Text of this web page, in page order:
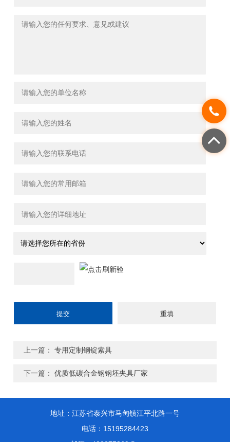
上一篇：专用定制钢锭索具
下一篇：优质低碳合金钢钢坯夹具厂家
地址：江苏省泰兴市马甸镇江平北路一号
电话：15195284423